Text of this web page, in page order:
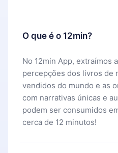
O que é o 12min?
No 12min App, extraímos
percepções dos livros de
vendidos do mundo e as
com narrativas únicas e
podem ser consumidos
cerca de 12 minutos!